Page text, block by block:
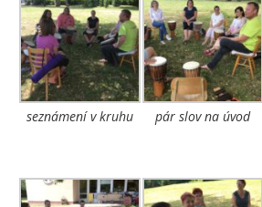
seznámení v kruhu pár slov na úvod